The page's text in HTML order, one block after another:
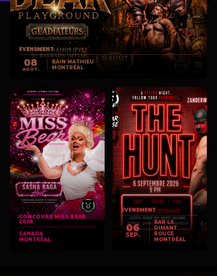
EVENEMENT
08
AOÛT.
BAIN MATHIEU
MONTRÉAL
CONCOURS MISS BEAR
2026
CANADA
MONTRÉAL
EVENEMENT
06
SEP.
BAR LE
DIMANT
ROUGE
MONTRÉAL